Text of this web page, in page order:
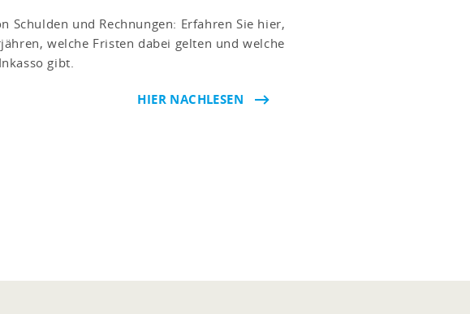
Schulden und Rechnungen: Erfahren Sie hier,
welche Fristen dabei gelten und welche
gibt.
HIER NACHLESEN